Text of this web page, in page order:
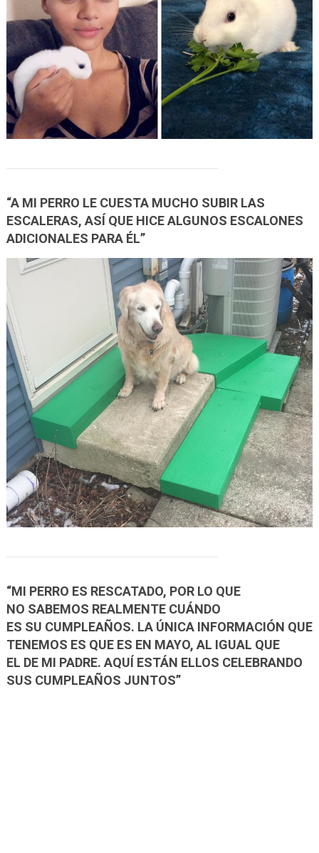
“A MI PERRO LE CUESTA MUCHO SUBIR LAS
ESCALERAS, ASÍ QUE HICE ALGUNOS ESCALONES
ADICIONALES PARA ÉL”
“MI PERRO ES RESCATADO, POR LO QUE
NO SABEMOS REALMENTE CUÁNDO
ES SU CUMPLEAÑOS. LA ÚNICA INFORMACIÓN QUE
TENEMOS ES QUE ES EN MAYO, AL IGUAL QUE
EL DE MI PADRE. AQUÍ ESTÁN ELLOS CELEBRANDO
SUS CUMPLEAÑOS JUNTOS”